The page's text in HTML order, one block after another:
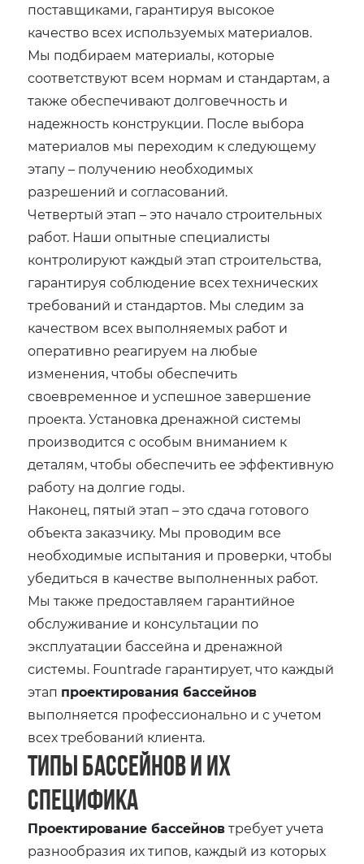
поставщиками, гарантируя высокое
качество всех используемых материалов.
Мы подбираем материалы, которые
соответствуют всем нормам и стандартам, а
также обеспечивают долговечность и
надежность конструкции. После выбора
материалов мы переходим к следующему
этапу – получению необходимых
разрешений и согласований.
Четвертый этап – это начало строительных
работ. Наши опытные специалисты
контролируют каждый этап строительства,
гарантируя соблюдение всех технических
требований и стандартов. Мы следим за
качеством всех выполняемых работ и
оперативно реагируем на любые
изменения, чтобы обеспечить
своевременное и успешное завершение
проекта. Установка дренажной системы
производится с особым вниманием к
деталям, чтобы обеспечить ее эффективную
работу на долгие годы.
Наконец, пятый этап – это сдача готового
объекта заказчику. Мы проводим все
необходимые испытания и проверки, чтобы
убедиться в качестве выполненных работ.
Мы также предоставляем гарантийное
обслуживание и консультации по
эксплуатации бассейна и дренажной
системы. Fountrade гарантирует, что каждый
этап проектирования бассейнов
выполняется профессионально и с учетом
всех требований клиента.
Типы бассейнов и их
специфика
Проектирование бассейновтребует учета
разнообразия их типов, каждый из которых